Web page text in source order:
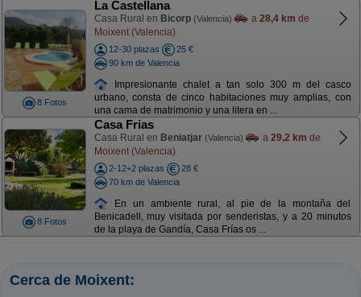
8 Fotos
La Castellana
Casa Rural en Bicorp (Valencia) a 28,4 km de
Moixent (Valencia)
12-30 plazas
25 €
90 km de Valencia
Impresionante chalet a tan solo 300 m del casco
urbano, consta de cinco habitaciones muy amplias, con
una cama de matrimonio y una litera en ...
8 Fotos
Casa Frias
Casa Rural en Beniatjar (Valencia) a 29,2 km de
Moixent (Valencia)
2-12+2 plazas
28 €
70 km de Valencia
En un ambiente rural, al pie de la montaña del
Benicadell, muy visitada por senderistas, y a 20 minutos
de la playa de Gandía, Casa Frías os ...
Cerca de Moixent: